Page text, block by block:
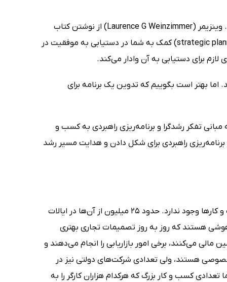
هدف فرد ال. فری (Fred L Fry)، چارلز آر. استونر (Charles R Stoner) و لارنس جی. وینزیمر (Laurence G Weinzimmer) از نوشتن کتاب
برنامه ریزی راهبردی برای بنگاه‌های کوچک (strategic planning for small business made easy) کمک به شما در دستیابی به موفقیت در
برای دستیابی به آن وادار می‌کند.
اما بهتر است بگوییم که تدوین یک برنامه برای
تفکر رشدگرا و برنامه‌ریزی راهبردی به کسب و
برنامه‌ریزی راهبردی برای شکل دادن و هدایت مسیر رشد
ابتدا کسب و کارهای معمولی را در نظر بگیرید. هیچ مشکلی در رابطه با این کسب و کارها وجود ندارد. حدود 25 میلیون از آن‌ها در ایالات
هستند که روز به روز تصمیمات تجاری بهتری
می‌کنند، برخی امور بازاریابی را انجام می‌دهند و
هستند، ولی تعدادی شرکت‌های دولتی نیز در
کسب و کار بزرگ که هرکدام هزاران کارگر را به